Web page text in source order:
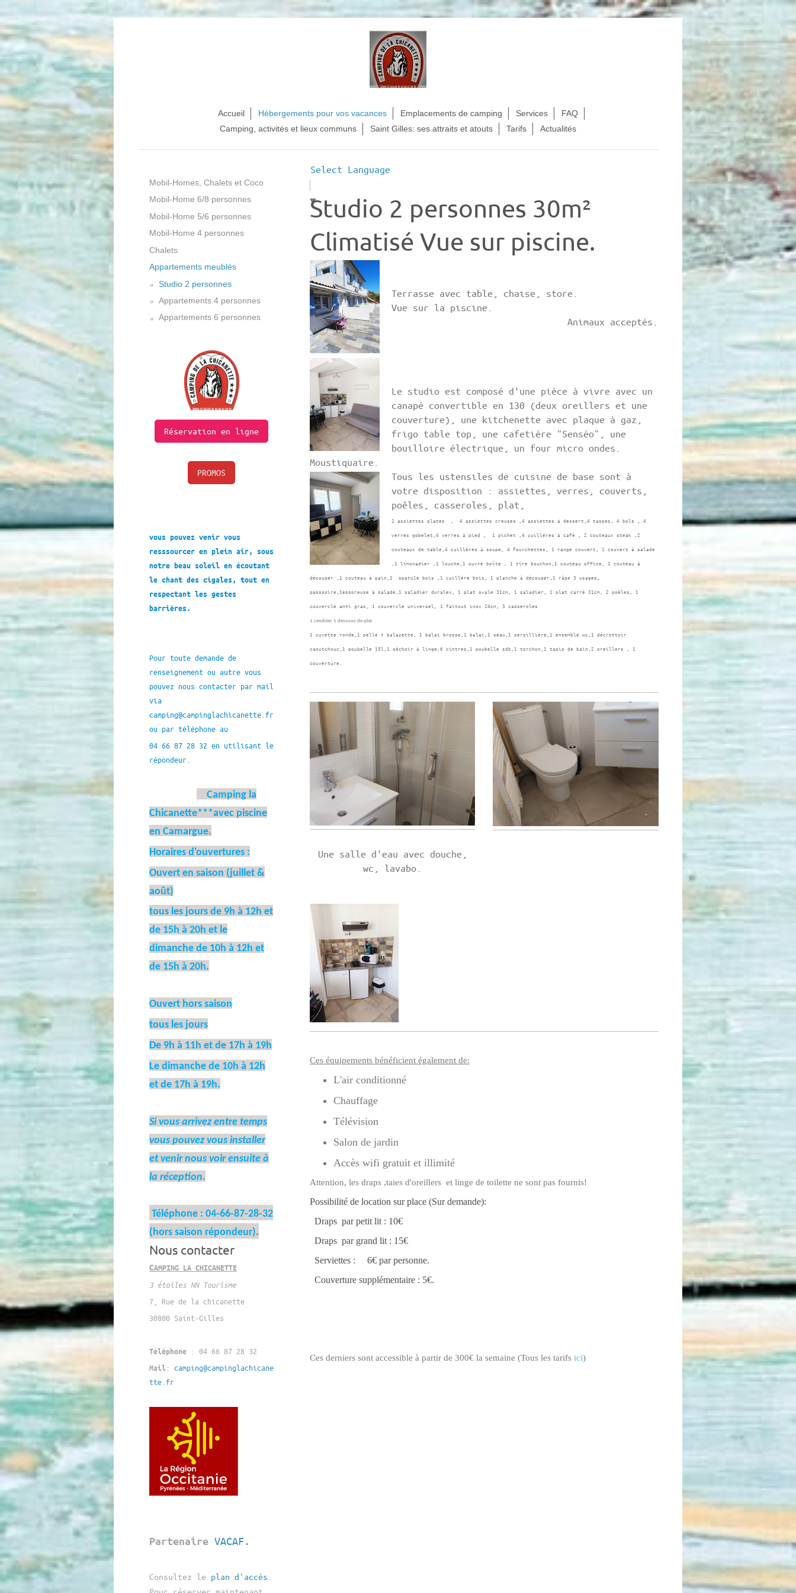
Accueil Hébergements pour vos vacances Emplacements de camping Services
FAQ
Camping, activités et lieux communs
Saint Gilles: ses attraits et atouts Tarifs Actualités
Select Language
▼
Studio 2 personnes 30m²
Climatisé Vue sur piscine.
Terrasse avec table, chaise, store.
Vue sur la piscine.
Animaux acceptés.
Le studio est composé d'une pièce à vivre avec un
canapé convertible en 130 (deux oreillers et une
couverture), une kitchenette avec plaque à gaz,
frigo table top, une cafetière "Senséo", une
bouilloire électrique, un four micro ondes.
Moustiquaire.
Tous les ustensiles de cuisine de base sont à
votre disposition : assiettes, verres, couverts,
poêles, casseroles, plat,
2 assiettes plates , 4 assiettes creuses ,4 assiettes à dessert,4 tasses, 4 bols , 4
verres gobelet,4 verres à pied , 1 pichet ,4 cuillères à café , 2 couteaux steak ,2
couteaux de table,4 cuillères à soupe, 4 fourchettes, 1 range couvert, 1 couvert à salade
,1 limonadier ,1 louche,1 ouvre boîte , 1 tire bouchon,1 couteau office, 1 couteau à
découper ,1 couteau à pain,1 spatule bois ,1 cuillère bois, 1 planche à découper,1 râpe 3 usages,
passsoire,1essoreuse à salade,1 saladier duralex, 1 plat ovale 31cm, 1 saladier, 1 plat carré 31cm, 2 poêles, 1
couvercle anti gras, 1 couvercle universel, 1 faitout inox 24cm, 3 casseroles
1 cendrier, 1 dessous de plat
1 cuvette ronde,1 pelle + balayette, 1 balai brosse,1 balai,1 seau,1 serpillière,1 ensemble wc,1 décrottoir
caoutchouc,1 poubelle 15l,1 séchoir à linge,6 cintres,1 poubelle sdb,1 torchon,1 tapis de bain,2 oreillers , 1
couverture.
Une salle d'eau avec douche,
wc, lavabo.
Ces équipements bénéficient également de:
L'air conditionné
Chauffage
Télévision
Salon de jardin
Accès wifi gratuit et illimité
Attention, les draps ,taies d'oreillers et linge de toilette ne sont pas fournis!
Possibilité de location sur place (Sur demande):
Draps par petit lit : 10€
Draps par grand lit : 15€
Serviettes : 6€ par personne.
Couverture supplémentaire : 5€.
Ces derniers sont accessible à partir de 300€ la semaine (Tous les tarifs ici)
Mobil-Homes, Chalets et Coco
Mobil-Home 6/8 personnes
Mobil-Home 5/6 personnes
Mobil-Home 4 personnes
Chalets
Appartements meublés
Studio 2 personnes
Appartements 4 personnes
Appartements 6 personnes
Réservation en ligne
PROMOS
vous pouvez venir vous
resssourcer en plein air, sous
notre beau soleil en écoutant
le chant des cigales, tout en
respectant les gestes
barrières.
Pour toute demande de
renseignement ou autre vous
pouvez nous contacter par mail
via
camping@campinglachicanette.fr
ou par téléphone au
04 66 87 28 32 en utilisant le
répondeur.
Camping la
Chicanette***avec piscine
en Camargue.
Horaires d'ouvertures :
Ouvert en saison (juillet &
août)
tous les jours de 9h à 12h et
de 15h à 20h et le
dimanche de 10h à 12h et
de 15h à 20h.
Ouvert hors saison
tous les jours
De 9h à 11h et de 17h à 19h
Le dimanche de 10h à 12h
et de 17h à 19h.
Si vous arrivez entre temps
vous pouvez vous installer
et venir nous voir ensuite à
la réception.
Téléphone : 04-66-87-28-32
(hors saison répondeur).
Nous contacter
CAMPING LA CHICANETTE
3 étoiles NN Tourisme
7, Rue de la chicanette
30800 Saint-Gilles
Téléphone : 04 66 87 28 32
Mail : camping@campinglachicane
tte.fr
Partenaire VACAF.
Consultez le plan d'accès